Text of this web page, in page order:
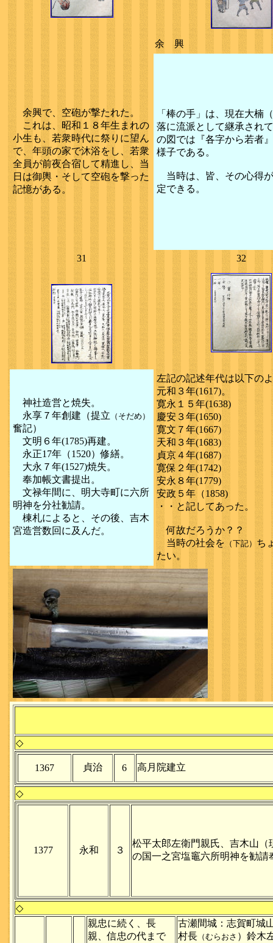
余 興
余興で、空砲が撃たれた。
これは、昭和１８年生まれの
小生も、若衆時代に祭りに望ん
で、年頭の家で沐浴をし、若衆
全員が前夜合宿して精進し、当
日は御輿・そして空砲を撃った
記憶がある。
「棒の手」は、現在大楠
落に流派として継承され
の図では『各字から若者
様子である。
当時は、皆、その心得
定できる。
31 32
神社造営と焼失。
永享７年創建（提立 （そだめ）
奮記）
文明６年(1785)再建。
永正17年（1520）修繕。
大永７年(1527)焼失。
奉加帳文書提出。
文禄年間に、明大寺町に六所
明神を分社勧請。
棟札によると、その後、吉木
宮造営数回に及んだ。
左記の記述年代は以下の
元和３年(1617)。
寛永１５年(1638)
慶安３年(1650)
寛文７年(1667)
天和３年(1683)
貞京４年(1687)
寛保２年(1742)
安永８年(1779)
安政５年（1858)
・・と記してあった。
何故だろうか？？
当時の社会を（下記） ち
たい。
◇
1367 貞治 6 高月院建立
◇
1377 永和 ３
松平太郎左衛門親氏、吉木山（
の国一之宮塩竈六所明神を勧請
◇
親忠に続く、長
親、信忠の代まで
古瀬間城：志賀町城
村長 （むらおさ ）鈴木